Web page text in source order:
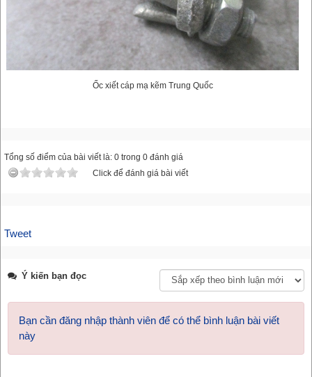
Ốc xiết cáp mạ kẽm Trung Quốc
Tổng số điểm của bài viết là: 0 trong 0 đánh giá
Click để đánh giá bài viết
Tweet
Ý kiến bạn đọc
Bạn cần đăng nhập thành viên để có thể bình luận bài viết
này